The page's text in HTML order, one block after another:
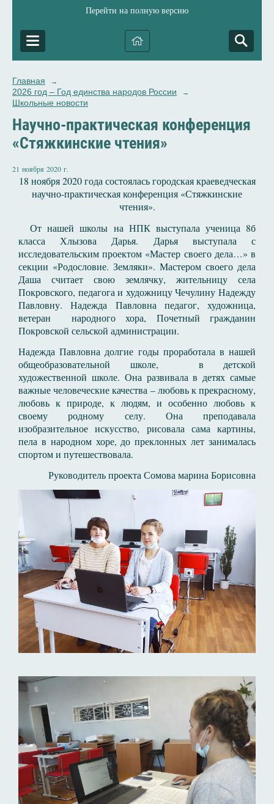
Перейти на полную версию
Главная →
2026 год – Год единства народов России →
Школьные новости
Научно-практическая конференция
«Стяжкинские чтения»
21 ноября 2020 г.
18 ноября 2020 года состоялась городская краеведческая
научно-практическая конференция «Стяжкинские
чтения».
От нашей школы на НПК выступала ученица 8б
класса Хлызова Дарья. Дарья выступала с
исследовательским проектом «Мастер своего дела…» в
секции «Родословие. Земляки». Мастером своего дела
Даша считает свою землячку, жительницу села
Покровского, педагога и художницу Чечулину Надежду
Павловну. Надежда Павловна педагог, художница,
ветеран народного хора, Почетный гражданин
Покровской сельской администрации.
Надежда Павловна долгие годы проработала в нашей
общеобразовательной школе, в детской
художественной школе. Она развивала в детях самые
важные человеческие качества – любовь к прекрасному,
любовь к природе, к людям, и особенно любовь к
своему родному селу. Она преподавала
изобразительное искусство, рисовала сама картины,
пела в народном хоре, до преклонных лет занималась
спортом и путешествовала.
Руководитель проекта Сомова марина Борисовна